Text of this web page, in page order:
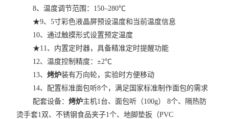
8、温度调节范围：150–280℃
★9、5寸彩色液晶屏预设温度和当前温度信息
10、通过触摸形式设置预定温度
★11、内置定时器，具备精准定时提醒功能
12、温度控制精度：±2℃
13、烤炉装有万向轮，实验时方便移动
14、配置标准面包听8个，满足国家标准制作面包的需求
配套设备：烤炉主机1台、面包听（100g） 8个、隔热防
烫手套1双、不锈钢食品夹子1个、地脚垫扳（PVC